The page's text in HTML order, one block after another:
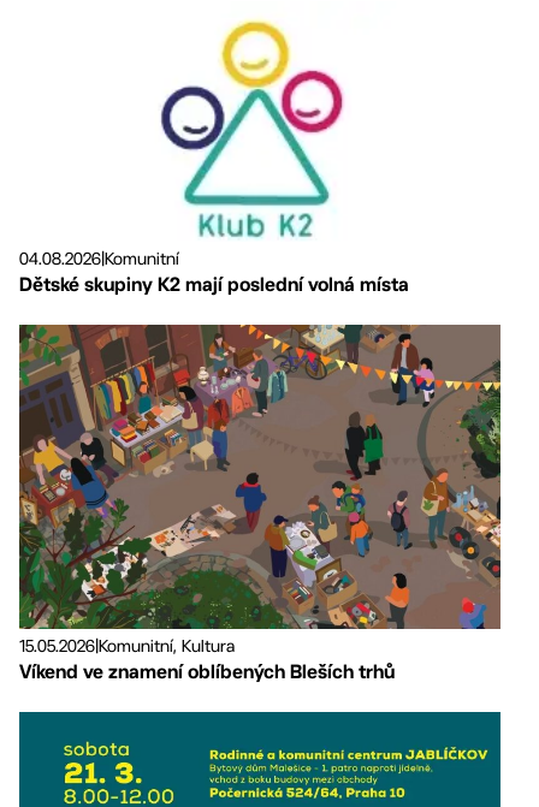
04.08.2026|Komunitní
Dětské skupiny K2 mají poslední volná místa
15.05.2026Komunitní, Kultura
Víkend ve znamení oblíbených Bleších trhů